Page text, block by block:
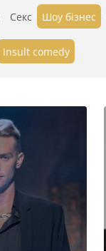
Секс Шоу бізнес
Insult comedy